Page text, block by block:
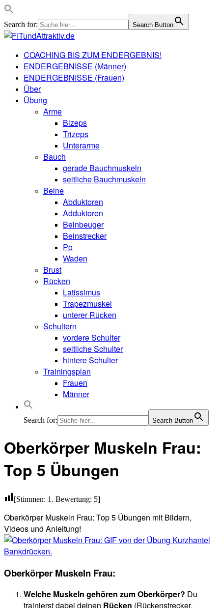
Search for: Search Button
COACHING BIS ZUM ENDERGEBNIS!
ENDERGEBNISSE (Männer)
ENDERGEBNISSE (Frauen)
Über
Übung
Arme
Bizeps
Trizeps
Unterarme
Bauch
gerade Bauchmuskeln
seitliche Bauchmuskeln
Beine
Abduktoren
Adduktoren
Beinbeuger
Beinstrecker
Po
Waden
Brust
Rücken
Latissimus
Trapezmuskel
unterer Rücken
Schultern
vordere Schulter
seitliche Schulter
hintere Schulter
Trainingsplan
Frauen
Männer
Search for: Search Button
Oberkörper Muskeln Frau:
Top 5 Übungen
[Stimmen: 1 . Bewertung: 5]
Oberkörper Muskeln Frau: Top 5 Übungen mit Bildern,
Videos und Anleitung!
Oberkörper Muskeln Frau:
Welche Muskeln gehören zum Oberkörper? Du
trainierst dabei deinen Rücken (Rückenstrecker,